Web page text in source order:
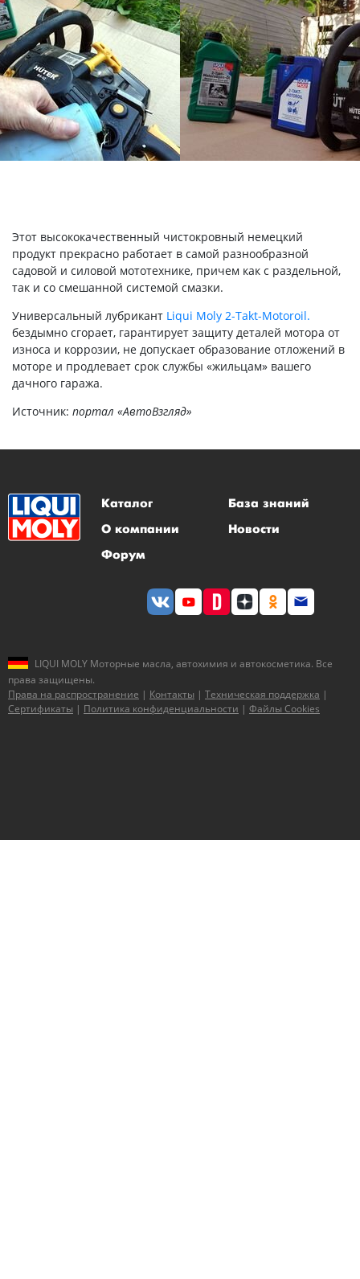
Этот высококачественный чистокровный немецкий
продукт прекрасно работает в самой разнообразной
садовой и силовой мототехнике, причем как с раздельной,
так и со смешанной системой смазки.
Универсальный лубрикант Liqui Moly 2-Takt-Motoroil.
бездымно сгорает, гарантирует защиту деталей мотора от
износа и коррозии, не допускает образование отложений в
моторе и продлевает срок службы «жильцам» вашего
дачного гаража.
Источник: портал «АвтоВзгляд»
Каталог База знаний
О компании Новости
Форум
LIQUI MOLY Моторные масла, автохимия и автокосметика. Все
права защищены.
Права на распространение | Контакты | Техническая поддержка |
Сертификаты | Политика конфиденциальности | Файлы Cookies